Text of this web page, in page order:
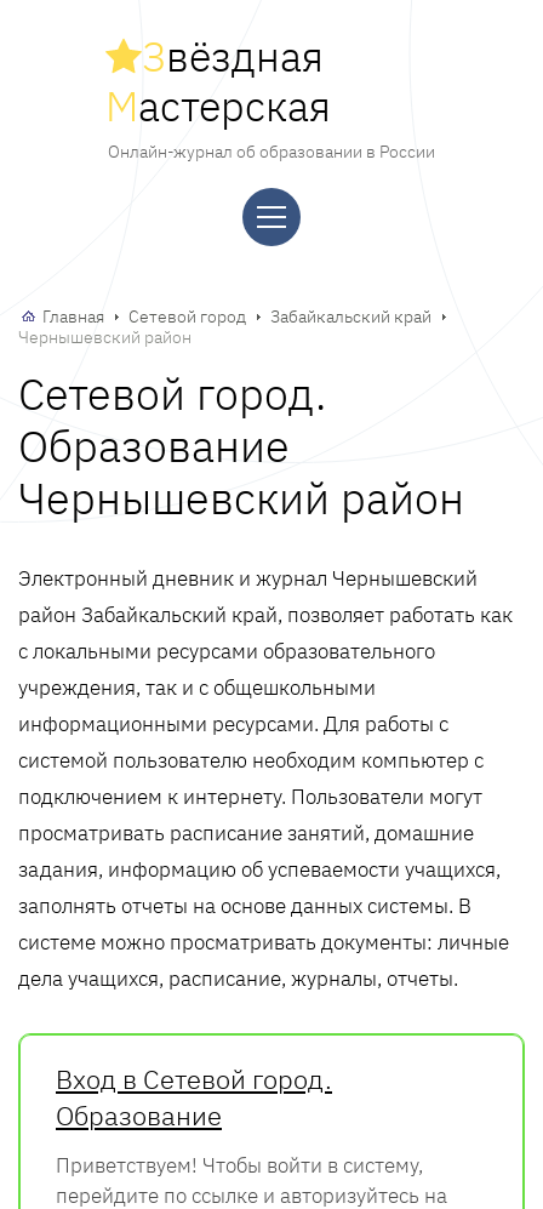
Звёздная
Мастерская
Онлайн-журнал об образовании в России
Главная Сетевой город
Забайкальский край
Чернышевский район
Сетевой город.
Образование
Чернышевский район
Электронный дневник и журнал Чернышевский
район Забайкальский край, позволяет работать как
с локальными ресурсами образовательного
учреждения, так и с общешкольными
информационными ресурсами. Для работы с
системой пользователю необходим компьютер с
подключением к интернету. Пользователи могут
просматривать расписание занятий, домашние
задания, информацию об успеваемости учащихся,
заполнять отчеты на основе данных системы. В
системе можно просматривать документы: личные
дела учащихся, расписание, журналы, отчеты.
Вход в Сетевой город.
Образование
Приветствуем! Чтобы войти в систему,
перейдите по ссылке и авторизуйтесь на